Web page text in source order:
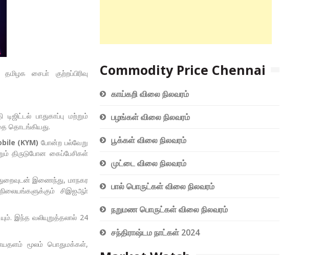
சைபா் குற்றப்பிரிவு
பாதுகாப்பு மற்றும்
தொடங்கியது.
(KYM) போன்ற பல்வேறு
கைப்பேசிகள்
இணைந்து, மாநகர
சிஇஐஆா்
இந்த வலியுறுத்தலால் 24
மூலம் பொதுமக்கள்,
Commodity Price Chennai
காய்கறி விலை நிலவரம்
பழங்கள் விலை நிலவரம்
பூக்கள் விலை நிலவரம்
முட்டை விலை நிலவரம்
பால் பொருட்கள் விலை நிலவரம்
நறுமண பொருட்கள் விலை நிலவரம்
சந்திராஷ்டம நாட்கள் 2024